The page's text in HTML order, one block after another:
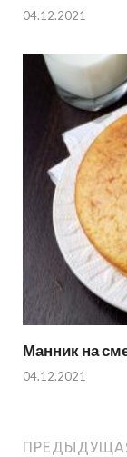
04.12.2021
Манник на
04.12.2021